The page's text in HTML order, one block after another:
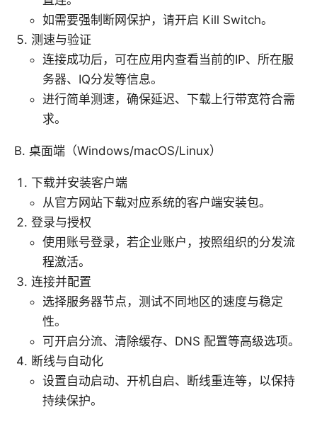
如需要强制断网保护，请开启 Kill Switch。
测速与验证
连接成功后，可在应用内查看当前的IP、所在服
务器、IQ分发等信息。
进行简单测速，确保延迟、下载上行带宽符合需
求。
B. 桌面端（Windows/macOS/Linux）
下载并安装客户端
从官方网站下载对应系统的客户端安装包。
登录与授权
使用账号登录，若企业账户，按照组织的分发流
程激活。
连接并配置
选择服务器节点，测试不同地区的速度与稳定
性。
可开启分流、清除缓存、DNS 配置等高级选项。
断线与自动化
设置自动启动、开机自启、断线重连等，以保持
持续保护。